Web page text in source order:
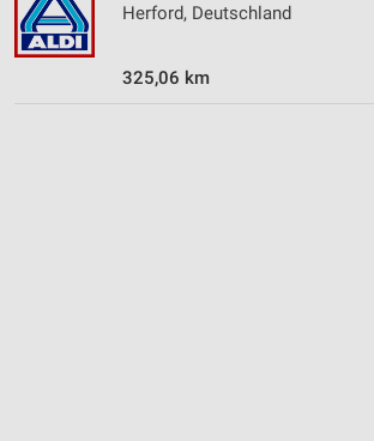
Herford, Deutschland
325,06 km